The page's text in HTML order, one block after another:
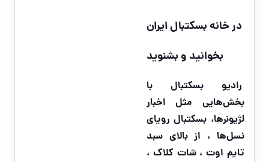
در خانه بسکتبال ایران
بخوانید و بشنوید
رادیو بسکتبال با
بخش‌هایی مثل اخبار
لژیونرها، بسکتبال رویاى
نسل‌ها ، از بالای سبد
تایم اوت ، شات کلاک ،